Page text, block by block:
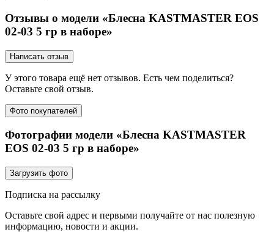
Отзывы о модели «Блесна KASTMASTER EOS
02-03 5 гр в наборе»
Написать отзыв
У этого товара ещё нет отзывов. Есть чем поделиться?
Оставьте свой отзыв.
Фото покупателей
Фотографии модели «Блесна KASTMASTER
EOS 02-03 5 гр в наборе»
Загрузить фото
Подписка на рассылку
Оставьте свой адрес и первыми получайте от нас полезную
информацию, новости и акции.